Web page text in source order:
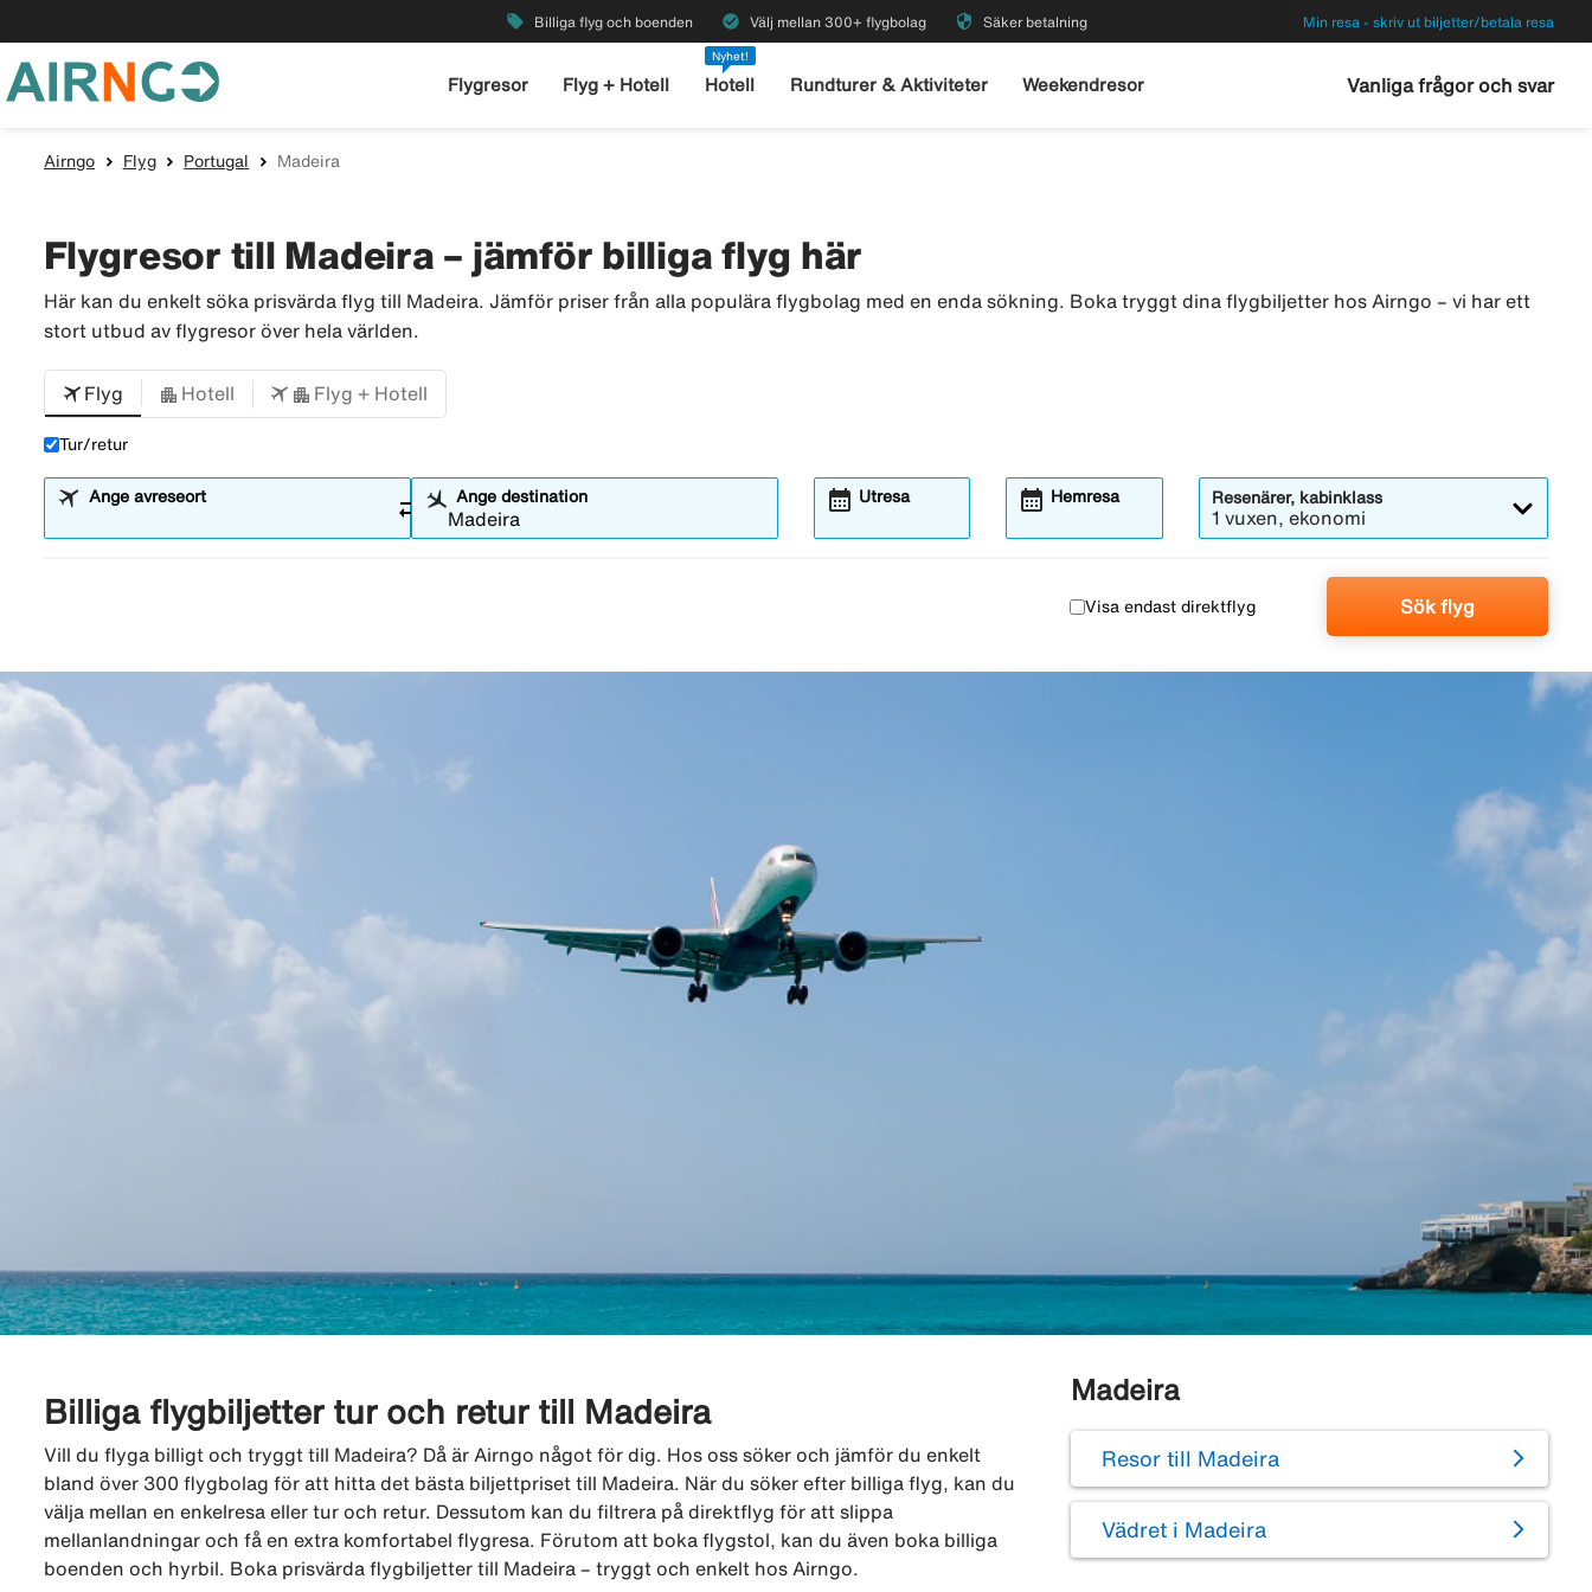
local_offer Billiga flyg och boenden check_circle Välj mellan 300+ flygbolag security Säker betalning Min resa - skriv ut biljetter/betala resa
Flygresor Flyg + Hotell
Nyhet!
Hotell Rundturer & Aktiviteter Weekendresor Vanliga frågor och svar
Airngo Flyg Portugal Madeira
Flygresor till Madeira – jämför billiga flyg här
Här kan du enkelt söka prisvärda flyg till Madeira. Jämför priser från alla populära flygbolag med en enda sökning. Boka tryggt dina flygbiljetter hos Airngo – vi har ett
stort utbud av flygresor över hela världen.
Flyg Hotell Flyg + Hotell
Tur/retur
Ange avreseort sync_alt Ange destination Utresa
calendar_month Hemresa
calendar_month Resenärer, kabinklass
1 vuxen, ekonomi
Visa endast direktflyg Sök flyg
Billiga flygbiljetter tur och retur till Madeira
Vill du flyga billigt och tryggt till Madeira? Då är Airngo något för dig. Hos oss söker och jämför du enkelt
bland över 300 flygbolag för att hitta det bästa biljettpriset till Madeira. När du söker efter billiga flyg, kan du
välja mellan en enkelresa eller tur och retur. Dessutom kan du filtrera på direktflyg för att slippa
mellanlandningar och få en extra komfortabel flygresa. Förutom att boka flygstol, kan du även boka billiga
boenden och hyrbil. Boka prisvärda flygbiljetter till Madeira – tryggt och enkelt hos Airngo.
Madeira
Resor till Madeira
Vädret i Madeira